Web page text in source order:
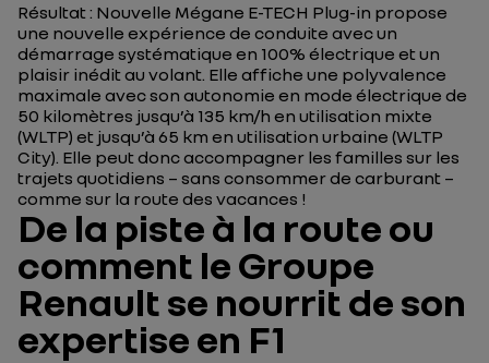
Résultat : Nouvelle Mégane E-TECH Plug-in propose
une nouvelle expérience de conduite avec un
démarrage systématique en 100% électrique et un
plaisir inédit au volant. Elle affiche une polyvalence
maximale avec son autonomie en mode électrique de
50 kilomètres jusqu’à 135 km/h en utilisation mixte
(WLTP) et jusqu’à 65 km en utilisation urbaine (WLTP
City). Elle peut donc accompagner les familles sur les
trajets quotidiens – sans consommer de carburant –
comme sur la route des vacances !
De la piste à la route ou
comment le Groupe
Renault se nourrit de son
expertise en F1